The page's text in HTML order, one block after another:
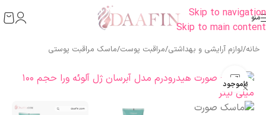
Skip to navigation
Skip to main content
منو
خانه/لوازم آرایشی و بهداشتی/مراقبت پوست/ماسک مراقبت پوستی
ناموجودبزرگنمایی تصویر